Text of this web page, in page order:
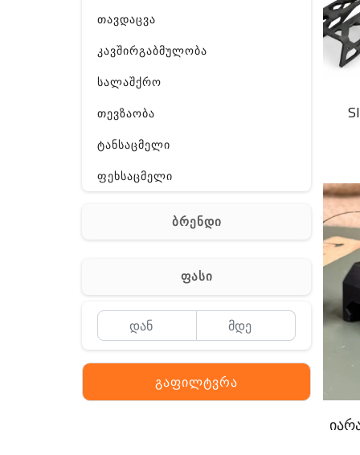
თავდაცვა
კავშირგაბმულობა
სალაშქრო
თევზაობა
ტანსაცმელი
ფეხსაცმელი
აქსესუარები
Off-Road
ბრენდი
ფასი
გაფილტვრა